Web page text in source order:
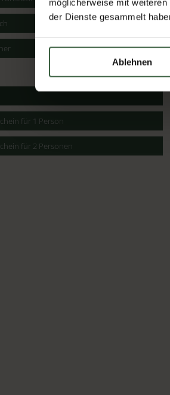
möglicherweise mit
der Dienste gesammelt
Ablehnen
für 1 Person
für 2 Personen